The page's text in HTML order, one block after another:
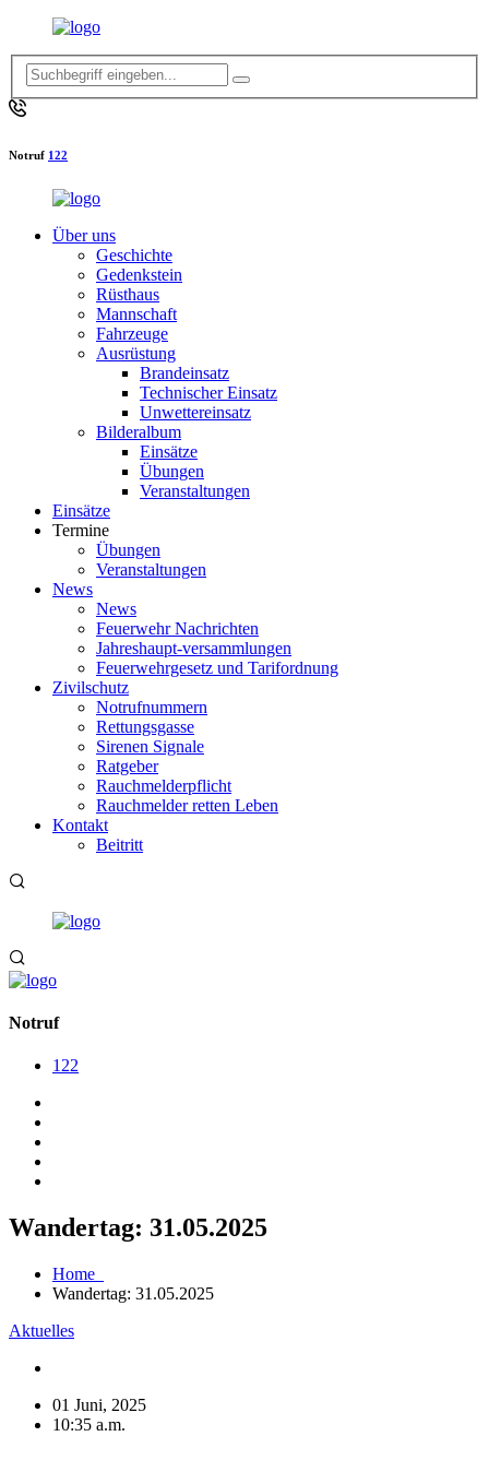
Notruf 122
Über uns
Geschichte
Gedenkstein
Rüsthaus
Mannschaft
Fahrzeuge
Ausrüstung
Brandeinsatz
Technischer Einsatz
Unwettereinsatz
Bilderalbum
Einsätze
Übungen
Veranstaltungen
Einsätze
Termine
Übungen
Veranstaltungen
News
News
Feuerwehr Nachrichten
Jahreshaupt-versammlungen
Feuerwehrgesetz und Tarifordnung
Zivilschutz
Notrufnummern
Rettungsgasse
Sirenen Signale
Ratgeber
Rauchmelderpflicht
Rauchmelder retten Leben
Kontakt
Beitritt
Notruf
122
Wandertag: 31.05.2025
Home
Wandertag: 31.05.2025
Aktuelles
01 Juni, 2025
10:35 a.m.